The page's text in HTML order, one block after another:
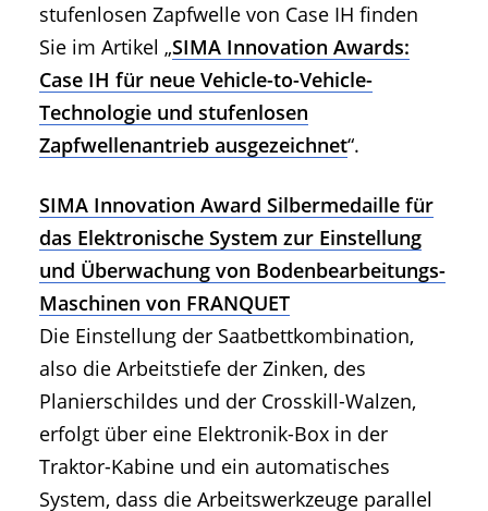
stufenlosen Zapfwelle von Case IH finden
Sie im Artikel „SIMA Innovation Awards:
Case IH für neue Vehicle-to-Vehicle-
Technologie und stufenlosen
Zapfwellenantrieb ausgezeichnet“.
SIMA Innovation Award Silbermedaille für
das Elektronische System zur Einstellung
und Überwachung von Bodenbearbeitungs-
Maschinen von FRANQUET
Die Einstellung der Saatbettkombination,
also die Arbeitstiefe der Zinken, des
Planierschildes und der Crosskill-Walzen,
erfolgt über eine Elektronik-Box in der
Traktor-Kabine und ein automatisches
System, dass die Arbeitswerkzeuge parallel